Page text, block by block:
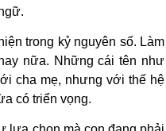
trong kỷ nguyên số. Làm
nữa. Những cái tên như
cha mẹ, nhưng với thế hệ
có triển vọng.